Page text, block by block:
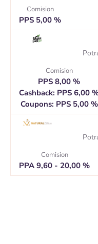
Comision
PPS 5,00 %
Comision
PPS 8,00 %
Cashback: PPS 6,00
Coupons: PPS 5,00 %
Comision
PPA 9,60 - 20,00 %